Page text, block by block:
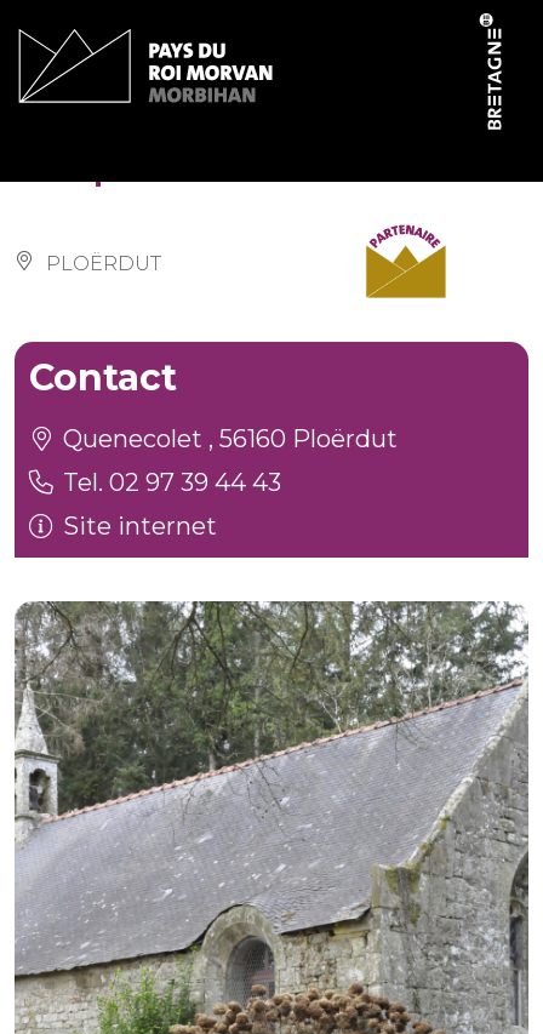
PLOËRDUT
Contact
Quenecolet , 56160 Ploërdut
Tel. 02 97 39 44 43
Site internet